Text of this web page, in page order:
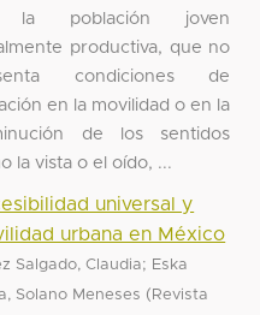
la población joven
productiva, que no
condiciones de
en la movilidad o en la
de los sentidos
la vista o el oído, ...
universal y
urbana en México
Salgado, Claudia; Eska
Solano Meneses ( Revista